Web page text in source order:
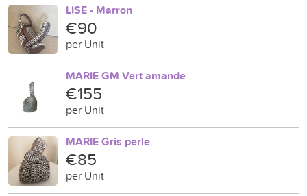
LISE - Marron
€90
per Unit
MARIE GM Vert amande
€155
per Unit
MARIE Gris perle
€85
per Unit